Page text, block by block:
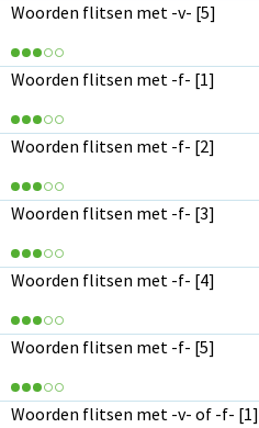
Woorden flitsen met -v- [5]
Woorden flitsen met -f- [1]
Woorden flitsen met -f- [2]
Woorden flitsen met -f- [3]
Woorden flitsen met -f- [4]
Woorden flitsen met -f- [5]
Woorden flitsen met -v- of -f- [1]